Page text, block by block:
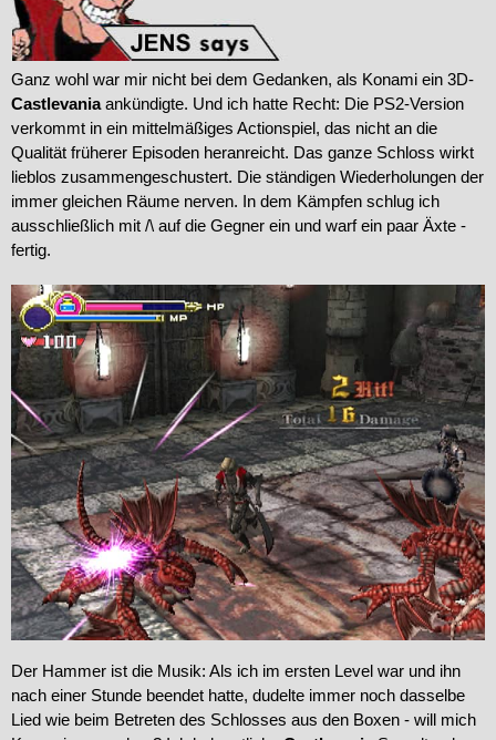
Ganz wohl war mir nicht bei dem Gedanken, als Konami ein 3D-
Castlevaniaankündigte. Und ich hatte Recht: Die PS2-Version
verkommt in ein mittelmäßiges Actionspiel, das nicht an die
Qualität früherer Episoden heranreicht. Das ganze Schloss wirkt
lieblos zusammengeschustert. Die ständigen Wiederholungen der
immer gleichen Räume nerven. In dem Kämpfen schlug ich
ausschließlich mit /\ auf die Gegner ein und warf ein paar Äxte -
fertig.
Der Hammer ist die Musik: Als ich im ersten Level war und ihn
nach einer Stunde beendet hatte, dudelte immer noch dasselbe
Lied wie beim Betreten des Schlosses aus den Boxen - will mich